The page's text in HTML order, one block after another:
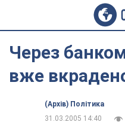
Через
вже
(Архів) Політика
31.03.2005 14:40